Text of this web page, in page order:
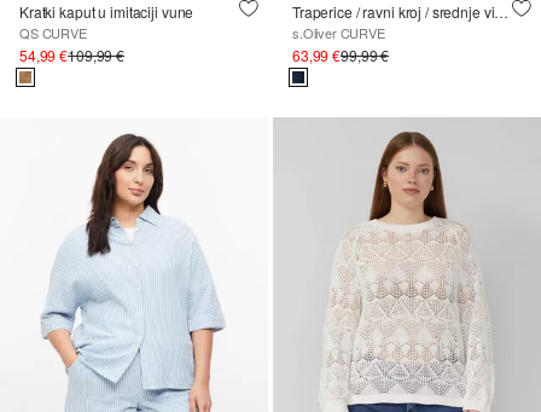
Kratki kaput u imitaciji vune
QS CURVE
54,99 €109,99 €
Traperice / ravni kroj / srednje visoki struk / ravne nogavice / podvrnute nogavice
s.Oliver CURVE
63,99 €99,99 €